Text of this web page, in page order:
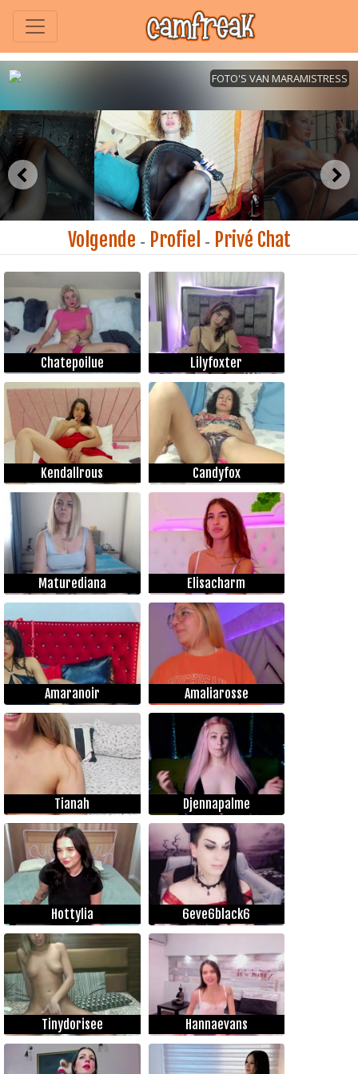
Volgende - Profiel - Privé Chat
Chatepoilue Lilyfoxter
Kendallrous Candyfox
Maturediana Elisacharm
Amaranoir Amaliarosse
Tianah Djennapalme
Hottylia 6eve6black6
Tinydorisee Hannaevans